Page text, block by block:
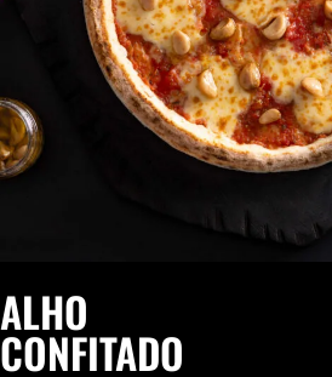
ALHO
CONFITADO